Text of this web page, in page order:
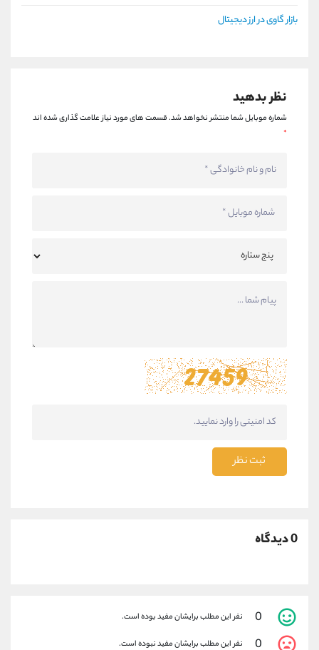
بازار گاوی در ارز دیجیتال
نظر بدهید
شماره موبایل شما منتشر نخواهد شد.قسمت های مورد نیاز علامت گذاری شده اند
*
ثبت نظر
0 دیدگاه
0 نفر این مطلب برایشان مفید بوده است.
0 نفر این مطلب برایشان مفید نبوده است.